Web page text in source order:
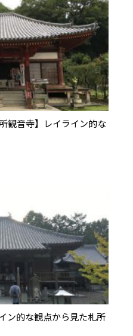
観音寺】レイライン的な
ン的な観点から見た札所